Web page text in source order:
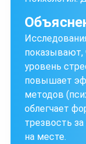
показывают,
уровень
повышает
методов
облегчает
трезвость
на месте.